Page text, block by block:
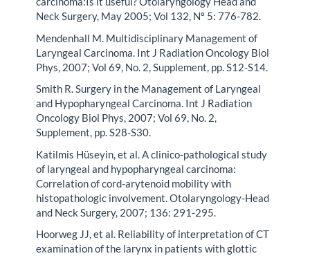
Neck Surgery, May 2005; Vol 132, Nº 5: 776-782.
Mendenhall M. Multidisciplinary Management of
Laryngeal Carcinoma. Int J Radiation Oncology Biol
Phys, 2007; Vol 69, No. 2, Supplement, pp. S12-S14.
Smith R. Surgery in the Management of Laryngeal
and Hypopharyngeal Carcinoma. Int J Radiation
Oncology Biol Phys, 2007; Vol 69, No. 2,
Supplement, pp. S28-S30.
Katilmis Hüseyin, et al. A clinico-pathological study
of laryngeal and hypopharyngeal carcinoma:
Correlation of cord-arytenoid mobility with
histopathologic involvement. Otolaryngology-Head
and Neck Surgery, 2007; 136: 291-295.
Hoorweg JJ, et al. Reliability of interpretation of CT
examination of the larynx in patients with glottic